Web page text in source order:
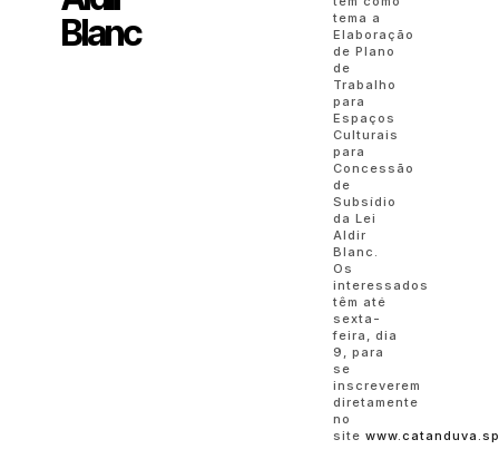
Blanc
tema a
Elaboração
de Plano
de
Trabalho
para
Espaços
Culturais
para
Concessão
de
Subsídio
da Lei
Aldir
Blanc.
Os
interessados
têm até
sexta-
feira, dia
9, para
se
inscreverem
diretamente
no
site